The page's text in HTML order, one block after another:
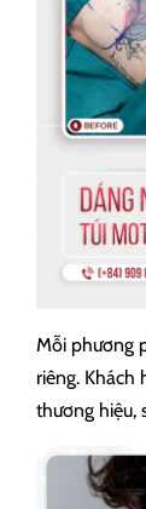
Mỗi phương
riêng. Khách
thương hiệu,